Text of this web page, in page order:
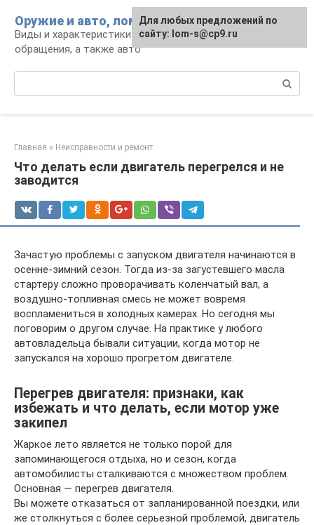
контенту
Оружие и авто, лом для мужика
Виды и характеристики оружия, правила
обращения, а также авто
Главная » Неисправности и ремонт
Что делать если двигатель перегрелся и не
заводится
Зачастую проблемы с запуском двигателя начинаются в
осенне-зимний сезон. Тогда из-за загустевшего масла
стартеру сложно проворачивать коленчатый вал, а
воздушно-топливная смесь не может вовремя
воспламениться в холодных камерах. Но сегодня мы
поговорим о другом случае. На практике у любого
автовладельца бывали ситуации, когда мотор не
запускался на хорошо прогретом двигателе.
Перегрев двигателя: признаки, как
избежать и что делать, если мотор уже
закипел
Жаркое лето является не только порой для
запоминающегося отдыха, но и сезон, когда
автомобилисты сталкиваются с множеством проблем.
Основная — перегрев двигателя.
Вы можете отказаться от запланированной поездки, или
же столкнуться с более серьезной проблемой, двигатель
Для любых предложений по
сайту: lom-s@cp9.ru